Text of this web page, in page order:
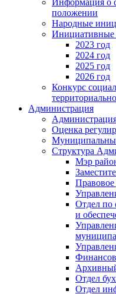
положении
Народные
Инициативные
2023 год
2024 год
2025 год
2026 год
Конкурс
Администрация
Оценка
Структура
Мэр
Правовое
Отдел по
и
Отдел
Отдел